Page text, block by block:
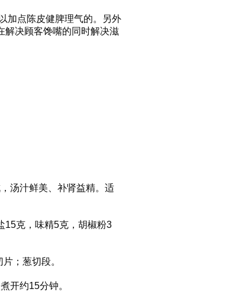
加点陈皮健脾理气的。另外
解决顾客馋嘴的同时解决滋
汤汁鲜美、补肾益精。适
15克，味精5克，胡椒粉3
；葱切段。
开约15分钟。